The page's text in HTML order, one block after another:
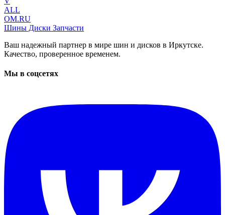
ALL
OM.RU
Шины Диски Запчасти
Ваш надежный партнер в мире шин и дисков в Иркутске.
Качество, проверенное временем.
Мы в соцсетях